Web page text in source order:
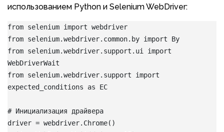
использованием Python и Selenium WebDriver:
from selenium import webdriver
from selenium.webdriver.common.by import By
from selenium.webdriver.support.ui import
WebDriverWait
from selenium.webdriver.support import
expected_conditions as EC
# Инициализация драйвера
driver = webdriver.Chrome()